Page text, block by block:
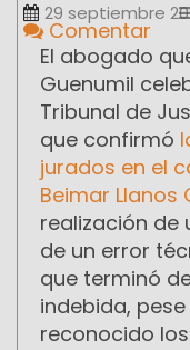
29 septiembre
Comentar
El abogado
Guenumil
Tribunal de
que confirmó
jurados en el
Beimar Llanos
realización de
de un error
que terminó
indebida,
reconocido